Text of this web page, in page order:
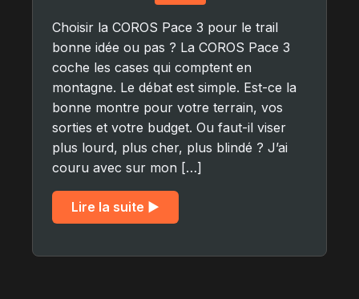
Choisir la COROS Pace 3 pour le trail
bonne idée ou pas ? La COROS Pace 3
coche les cases qui comptent en
montagne. Le débat est simple. Est-ce la
bonne montre pour votre terrain, vos
sorties et votre budget. Ou faut-il viser
plus lourd, plus cher, plus blindé ? J’ai
couru avec sur mon […]
Lire la suite ▶︎